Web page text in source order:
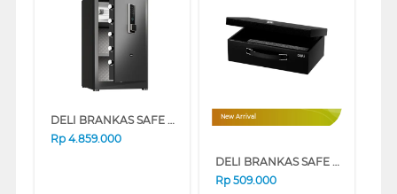
DELI BRANKAS SAFE BOX DELI_ET597
Rp 4.859.000
New Arrival
DELI BRANKAS SAFE BOX DELI_ET611
Rp 509.000